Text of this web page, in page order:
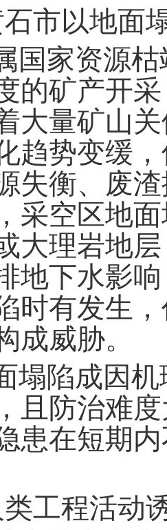
石市以地面
国家资源
的矿产开
大量矿山
趋势变缓
失衡、废
采空区地
大理岩地
地下水影
时有发生
成威胁。
塌陷成因
且防治难
患在短期
类工程活动